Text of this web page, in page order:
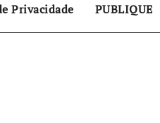
Privacidade PUBLIQUE